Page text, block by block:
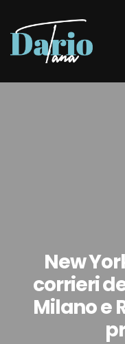
New
corrieri
Milano e